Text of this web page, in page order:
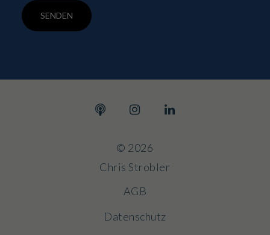
SENDEN
© 2026
Chris Strobler
AGB
Datenschutz